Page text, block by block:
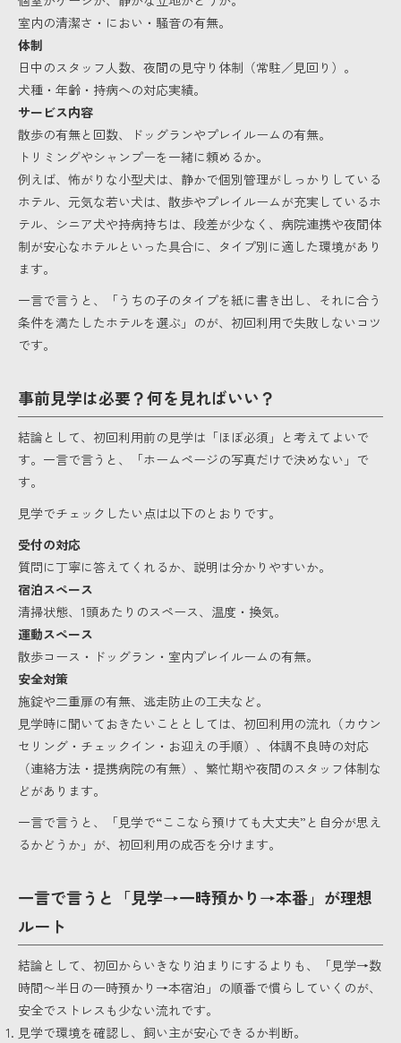
室内の清潔さ・におい・騒音の有無。
体制
日中のスタッフ人数、夜間の見守り体制（常駐／見回り）。
犬種・年齢・持病への対応実績。
サービス内容
散歩の有無と回数、ドッグランやプレイルームの有無。
トリミングやシャンプーを一緒に頼めるか。
例えば、怖がりな小型犬は、静かで個別管理がしっかりしている
ホテル、元気な若い犬は、散歩やプレイルームが充実しているホ
テル、シニア犬や持病持ちは、段差が少なく、病院連携や夜間体
制が安心なホテルといった具合に、タイプ別に適した環境があり
ます。
一言で言うと、「うちの子のタイプを紙に書き出し、それに合う
条件を満たしたホテルを選ぶ」のが、初回利用で失敗しないコツ
です。
事前見学は必要？何を見ればいい？
結論として、初回利用前の見学は「ほぼ必須」と考えてよいで
す。一言で言うと、「ホームページの写真だけで決めない」で
す。
見学でチェックしたい点は以下のとおりです。
受付の対応
質問に丁寧に答えてくれるか、説明は分かりやすいか。
宿泊スペース
清掃状態、1頭あたりのスペース、温度・換気。
運動スペース
散歩コース・ドッグラン・室内プレイルームの有無。
安全対策
施錠や二重扉の有無、逃走防止の工夫など。
見学時に聞いておきたいこととしては、初回利用の流れ（カウン
セリング・チェックイン・お迎えの手順）、体調不良時の対応
（連絡方法・提携病院の有無）、繁忙期や夜間のスタッフ体制な
どがあります。
一言で言うと、「見学で“ここなら預けても大丈夫”と自分が思え
るかどうか」が、初回利用の成否を分けます。
一言で言うと「見学→一時預かり→本番」が理想
ルート
結論として、初回からいきなり泊まりにするよりも、「見学→数
時間〜半日の一時預かり→本宿泊」の順番で慣らしていくのが、
安全でストレスも少ない流れです。
見学で環境を確認し、飼い主が安心できるか判断。